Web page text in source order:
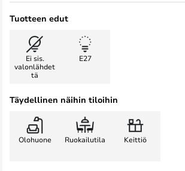
Tuotteen edut
Ei sis.
valonlähdet
tä
E27
Täydellinen näihin tiloihin
Olohuone Ruokailutila Keittiö